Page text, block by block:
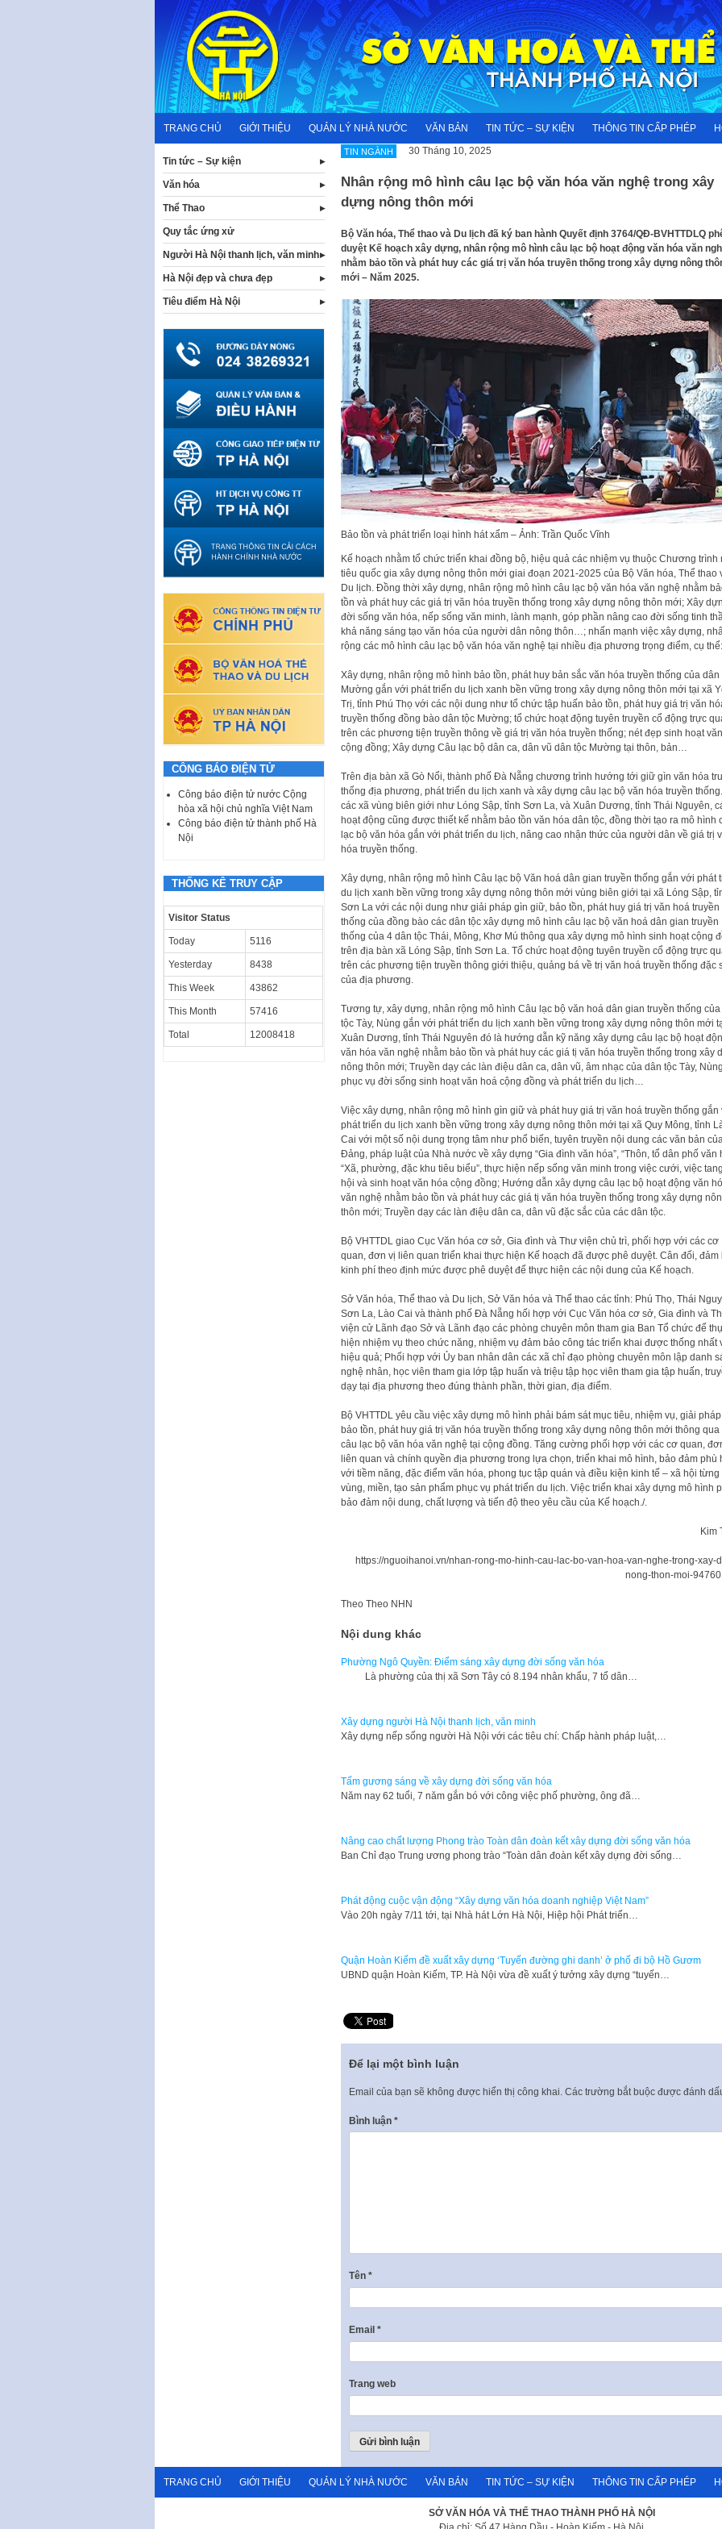
content
TRANG CHỦ GIỚI THIỆU QUẢN LÝ NHÀ NƯỚC VĂN BẢN TIN TỨC – SỰ KIỆN THÔNG TIN CẤP PHÉP
TIN NGÀNH 30 Tháng 10, 2025
Nhân rộng mô hình câu lạc bộ văn hóa văn nghệ trong xây
dựng nông thôn mới
Bộ Văn hóa, Thể thao và Du lịch đã ký ban hành Quyết định 3764/QÐ-BVHTTDLQ
duyệt Kế hoạch xây dựng, nhân rộng mô hình câu lạc bộ hoạt động văn hóa văn
nhằm bảo tồn và phát huy các giá trị văn hóa truyền thống trong xây dựng nông
mới – Năm 2025.
Bảo tồn và phát triển loại hình hát xẩm – Ảnh: Trần Quốc Vĩnh
Kế hoạch nhằm tổ chức triển khai đồng bộ, hiệu quả các nhiệm vụ thuộc Chương trình
tiêu quốc gia xây dựng nông thôn mới giai đoạn 2021-2025 của Bộ Văn hóa, Thể thao
Du lịch. Đồng thời xây dựng, nhân rộng mô hình câu lạc bộ văn hóa văn nghệ nhằm
tồn và phát huy các giá trị văn hóa truyền thống trong xây dựng nông thôn mới; Xây
đời sống văn hóa, nếp sống văn minh, lành mạnh, góp phần nâng cao đời sống tinh
khả năng sáng tạo văn hóa của người dân nông thôn…; nhấn mạnh việc xây dựng,
rộng các mô hình câu lạc bộ văn hóa văn nghệ tại nhiều địa phương trọng điểm, cụ thể:
Xây dựng, nhân rộng mô hình bảo tồn, phát huy bản sắc văn hóa truyền thống của dân
Mường gắn với phát triển du lịch xanh bền vững trong xây dựng nông thôn mới tại xã
Trị, tỉnh Phú Thọ với các nội dung như tổ chức tập huấn bảo tồn, phát huy giá trị văn
truyền thống đồng bào dân tộc Mường; tổ chức hoạt động tuyên truyền cổ động trực
trên các phương tiện truyền thông về giá trị văn hóa truyền thống; nét đẹp sinh hoạt
cộng đồng; Xây dựng Câu lạc bộ dân ca, dân vũ dân tộc Mường tại thôn, bản…
Trên địa bàn xã Gò Nổi, thành phố Đà Nẵng chương trình hướng tới giữ gìn văn hóa
thống địa phương, phát triển du lịch xanh và xây dựng câu lạc bộ văn hóa truyền
các xã vùng biên giới như Lóng Sập, tỉnh Sơn La, và Xuân Dương, tỉnh Thái Nguyên,
hoạt động cũng được thiết kế nhằm bảo tồn văn hóa dân tộc, đồng thời tạo ra mô hình
lạc bộ văn hóa gắn với phát triển du lịch, nâng cao nhận thức của người dân về giá trị
hóa truyền thống.
Xây dựng, nhân rộng mô hình Câu lạc bộ Văn hoá dân gian truyền thống gắn với phát
du lịch xanh bền vững trong xây dựng nông thôn mới vùng biên giới tại xã Lóng Sập,
Sơn La với các nội dung như giải pháp gìn giữ, bảo tồn, phát huy giá trị văn hoá truyền
thống của đồng bào các dân tộc xây dựng mô hình câu lạc bộ văn hoá dân gian truyền
thống của 4 dân tộc Thái, Mông, Khơ Mú thông qua xây dựng mô hình sinh hoạt cộng
trên địa bàn xã Lóng Sập, tỉnh Sơn La. Tổ chức hoạt động tuyên truyền cổ động trực
trên các phương tiện truyền thông giới thiệu, quảng bá về trị văn hoá truyền thống đặc
của địa phương.
Tương tự, xây dựng, nhân rộng mô hình Câu lạc bộ văn hoá dân gian truyền thống của
tộc Tày, Nùng gắn với phát triển du lịch xanh bền vững trong xây dựng nông thôn mới
Xuân Dương, tỉnh Thái Nguyên đó là hướng dẫn kỹ năng xây dựng câu lạc bộ hoạt
văn hóa văn nghệ nhằm bảo tồn và phát huy các giá tị văn hóa truyền thống trong xây
nông thôn mới; Truyền dạy các làn điệu dân ca, dân vũ, âm nhạc của dân tộc Tày, Nùng
phục vụ đời sống sinh hoạt văn hoá cộng đồng và phát triển du lịch…
Việc xây dựng, nhân rộng mô hình gìn giữ và phát huy giá trị văn hoá truyền thống gắn
phát triển du lịch xanh bền vững trong xây dựng nông thôn mới tại xã Quy Mông, tỉnh
Cai với một số nội dung trọng tâm như phổ biến, tuyên truyền nội dung các văn bản
Đảng, pháp luật của Nhà nước về xây dựng “Gia đình văn hóa”, “Thôn, tổ dân phố văn
“Xã, phường, đặc khu tiêu biểu”, thực hiện nếp sống văn minh trong việc cưới, việc
hội và sinh hoạt văn hóa cộng đồng; Hướng dẫn xây dựng câu lạc bộ hoạt động văn
văn nghệ nhằm bảo tồn và phát huy các giá tị văn hóa truyền thống trong xây dựng
thôn mới; Truyền dạy các làn điệu dân ca, dân vũ đặc sắc của các dân tộc.
Bộ VHTTDL giao Cục Văn hóa cơ sở, Gia đình và Thư viện chủ trì, phối hợp với các cơ
quan, đơn vị liên quan triển khai thực hiện Kế hoạch đã được phê duyệt. Cân đối, đảm
kinh phí theo định mức được phê duyệt để thực hiện các nội dung của Kế hoạch.
Sở Văn hóa, Thể thao và Du lịch, Sở Văn hóa và Thể thao các tỉnh: Phú Thọ, Thái
Sơn La, Lào Cai và thành phố Đà Nẵng hối hợp với Cục Văn hóa cơ sở, Gia đình và
viện cử Lãnh đạo Sở và Lãnh đạo các phòng chuyên môn tham gia Ban Tổ chức để
hiện nhiệm vụ theo chức năng, nhiệm vụ đảm bảo công tác triển khai được thống nhất
hiệu quả; Phối hợp với Ủy ban nhân dân các xã chỉ đạo phòng chuyên môn lập danh
nghệ nhân, học viên tham gia lớp tập huấn và triệu tập học viên tham gia tập huấn,
dạy tại địa phương theo đúng thành phần, thời gian, địa điểm.
Bộ VHTTDL yêu cầu việc xây dựng mô hình phải bám sát mục tiêu, nhiệm vụ, giải
bảo tồn, phát huy giá trị văn hóa truyền thống trong xây dựng nông thôn mới thông qua
câu lạc bộ văn hóa văn nghệ tại cộng đồng. Tăng cường phối hợp với các cơ quan,
liên quan và chính quyền địa phương trong lựa chọn, triển khai mô hình, bảo đảm phù
với tiềm năng, đặc điểm văn hóa, phong tục tập quán và điều kiện kinh tế – xã hội từng
vùng, miền, tạo sản phẩm phục vụ phát triển du lịch. Việc triển khai xây dựng mô hình
bảo đảm nội dung, chất lượng và tiến độ theo yêu cầu của Kế hoạch./.
Kim
https://nguoihanoi.vn/nhan-rong-mo-hinh-cau-lac-bo-van-hoa-van-nghe-trong-xay-
nong-thon-moi-
Theo Theo NHN
Nội dung khác
Phường Ngô Quyền: Điểm sáng xây dựng đời sống văn hóa
Là phường của thị xã Sơn Tây có 8.194 nhân khẩu, 7 tổ dân…
Xây dựng người Hà Nội thanh lịch, văn minh
Xây dựng nếp sống người Hà Nội với các tiêu chí: Chấp hành pháp luật,…
Tấm gương sáng về xây dựng đời sống văn hóa
​Năm nay 62 tuổi, 7 năm gắn bó với công việc phố phường, ông đã…
Nâng cao chất lượng Phong trào Toàn dân đoàn kết xây dựng đời sống văn hóa
Ban Chỉ đạo Trung ương phong trào “Toàn dân đoàn kết xây dựng đời sống…
Phát động cuộc vận động “Xây dựng văn hóa doanh nghiệp Việt Nam”
Vào 20h ngày 7/11 tới, tại Nhà hát Lớn Hà Nội, Hiệp hội Phát triển…
Quận Hoàn Kiếm đề xuất xây dựng ‘Tuyến đường ghi danh’ ở phố đi bộ Hồ Gươm
UBND quận Hoàn Kiếm, TP. Hà Nội vừa đề xuất ý tưởng xây dựng “tuyến…
Để lại một bình luận
Email của bạn sẽ không được hiển thị công khai. Các trường bắt buộc được đánh
Bình luận *
Tên *
Email *
Trang web
Tin tức – Sự kiện
Văn hóa
Thể Thao
Quy tắc ứng xử
Người Hà Nội thanh lịch, văn minh
Hà Nội đẹp và chưa đẹp
Tiêu điểm Hà Nội
CÔNG BÁO ĐIỆN TỬ
Công báo điện tử nước Cộng
hòa xã hội chủ nghĩa Việt Nam
Công báo điện tử thành phố Hà
Nội
THỐNG KÊ TRUY CẬP
Visitor Status
Today 5116
Yesterday 8438
This Week 43862
This Month 57416
Total 12008418
TRANG CHỦ GIỚI THIỆU QUẢN LÝ NHÀ NƯỚC VĂN BẢN TIN TỨC – SỰ KIỆN THÔNG TIN CẤP PHÉP
SỞ VĂN HÓA VÀ THỂ THAO THÀNH PHỐ HÀ NỘI